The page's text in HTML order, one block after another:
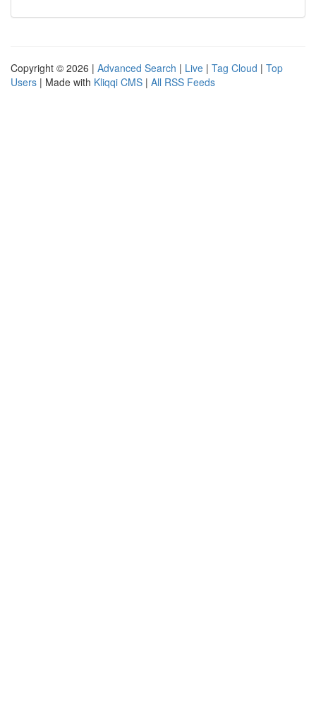
Copyright © 2026 | Advanced Search | Live | Tag Cloud | Top
Users | Made with Kliqqi CMS | All RSS Feeds